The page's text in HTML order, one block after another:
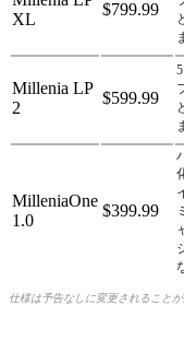
XL
$799.99
Millenia LP
2
$599.99
MilleniaOne
1.0
$399.99
仕様は予告なしに変更されることが